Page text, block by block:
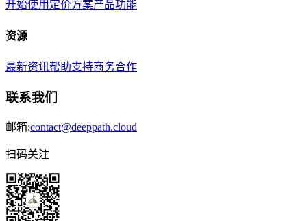
开始使用 定价方案产品功能
资源
最新资讯帮助支持商务合作
联系我们
邮箱:contact@deeppath.cloud
扫码关注